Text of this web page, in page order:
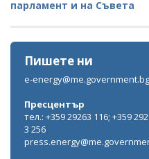
парламент и на Съвета
Пишете ни
e-energy@me.government.bg
Пресцентър
тел.: +359 29263 116; +359
3 256